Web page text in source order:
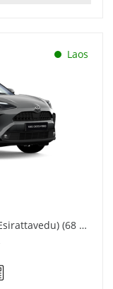
Laos
Style Edition 1.5 Hybrid 115 e-CVT (Esirattavedu) (68 kW)